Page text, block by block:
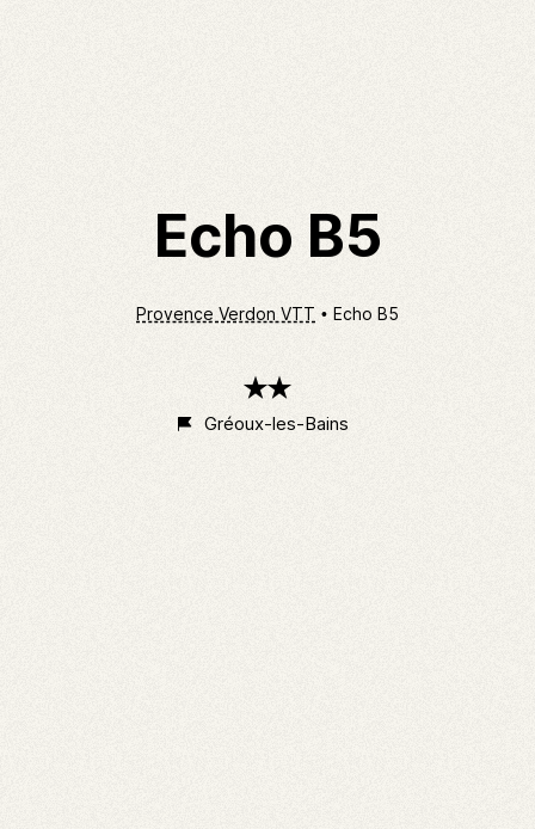
Echo B5
Provence Verdon VTT Echo B5
étoiles
Gréoux-les-Bains